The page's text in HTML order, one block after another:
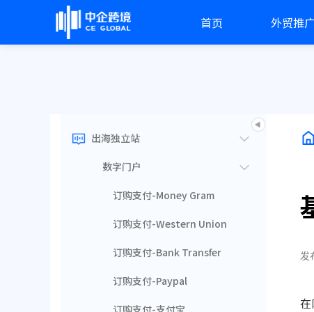
首页 外贸推
出海独立站
数字门户
订购支付-Money Gram
订购支付-Western Union
订购支付-Bank Transfer
订购支付-Paypal
订购支付-支付宝
发